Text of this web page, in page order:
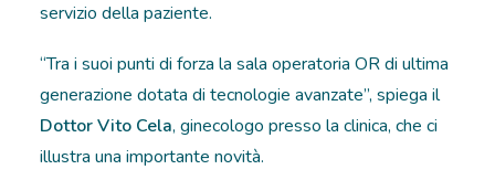
servizio della paziente.
“Tra i suoi punti di forza la sala operatoria OR di ultima
generazione dotata di tecnologie avanzate”, spiega il
Dottor Vito Cela, ginecologo presso la clinica, che ci
illustra una importante novità.